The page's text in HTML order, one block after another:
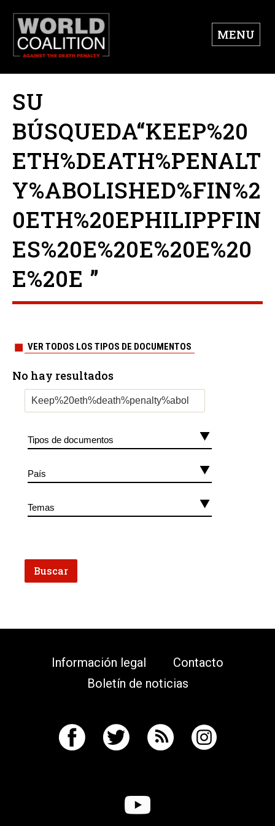
MENU
SU
BÚSQUEDA“KEEP%20
ETH%DEATH%PENALT
Y%ABOLISHED%FIN%2
0ETH%20EPHILIPPFIN
ES%20E%20E%20E%20
E%20E ”
VER TODOS LOS TIPOS DE DOCUMENTOS
No hay resultados
Información legal
Contacto
Boletín de noticias